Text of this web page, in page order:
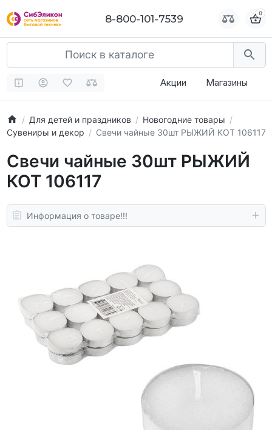
8-800-101-7539 0
Акции Магазины
Для детей и праздников
Новогодние товары
Сувениры и декор
Свечи чайные 30шт РЫЖИЙ КОТ 106117
Свечи чайные 30шт РЫЖИЙ
КОТ 106117
Информация о товаре!!!
8-800-101-7539 0